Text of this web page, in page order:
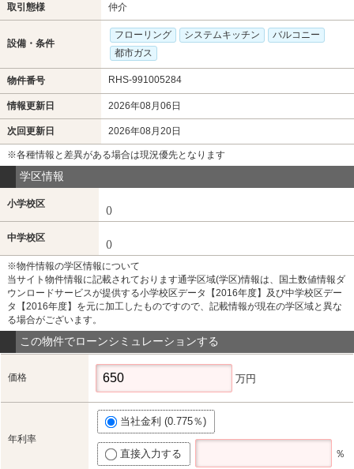
取引態様 仲介
設備・条件
フローリング システムキッチン
バルコニー
都市ガス
物件番号 RHS-991005284
情報更新日 2026年08月06日
次回更新日 2026年08月20日
※各種情報と差異がある場合は現況優先となります
学区情報
小学校区
()
中学校区
()
※物件情報の学区情報について
当サイト物件情報に記載されております通学区域(学区)情報は、国土数値情報ダ
ウンロードサービスが提供する小学校区データ【2016年度】及び中学校区デー
タ【2016年度】を元に加工したものですので、記載情報が現在の学区域と異な
る場合がございます。
この物件でローンシミュレーションする
価格 万円
年利率
当社金利 (0.775％)
直接入力する ％